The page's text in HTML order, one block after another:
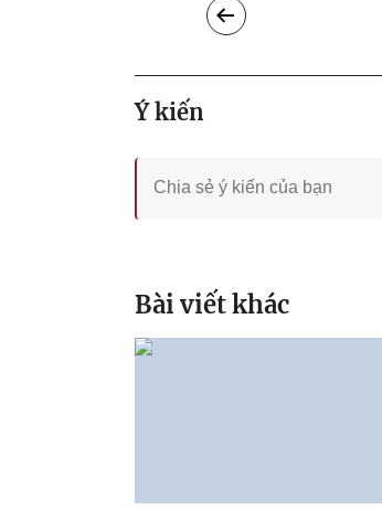
Ý kiến
Bài viết khác